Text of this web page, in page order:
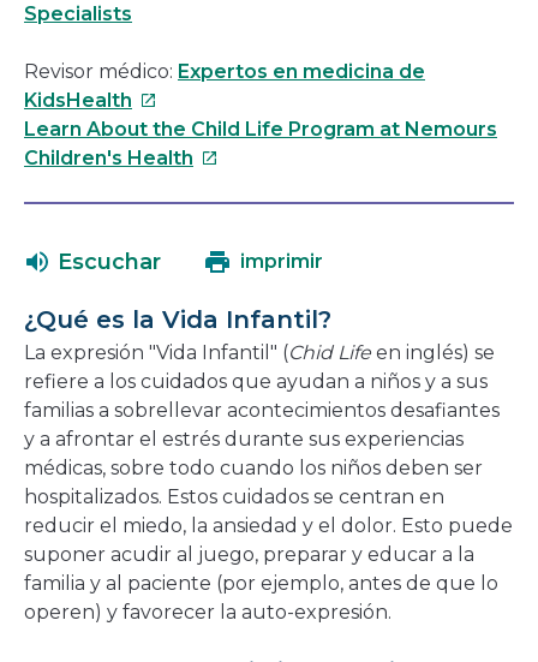
Specialists
Revisor médico: Expertos en medicina de
KidsHealth Este
enlace
se
nueva
Learn About the Child Life Program at Nemours
Children's Health Este
en
nueva
ventana
Escuchar imprimir
¿Qué es la Vida Infantil?
La expresión "Vida Infantil" (Chid Life en inglés) se
refiere a los cuidados que ayudan a niños y a sus
familias a sobrellevar acontecimientos desafiantes
y a afrontar el estrés durante sus experiencias
médicas, sobre todo cuando los niños deben ser
hospitalizados. Estos cuidados se centran en
reducir el miedo, la ansiedad y el dolor. Esto puede
suponer acudir al juego, preparar y educar a la
familia y al paciente (por ejemplo, antes de que lo
operen) y favorecer la auto-expresión.